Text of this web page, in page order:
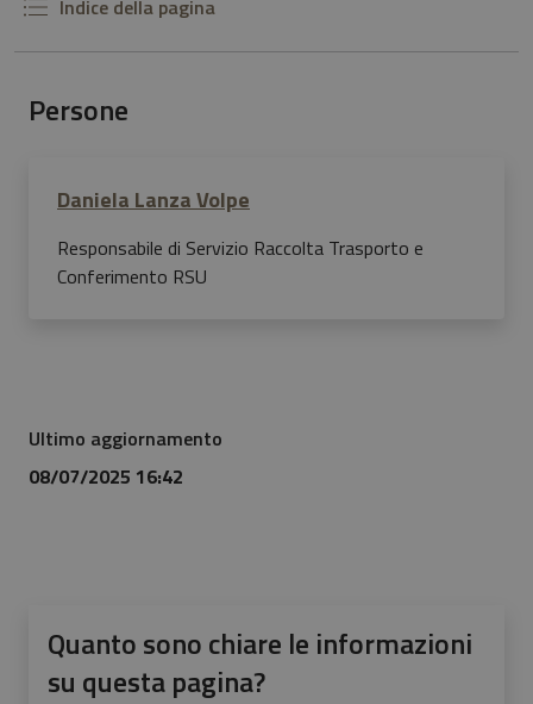
Indice della pagina
Persone
Daniela Lanza Volpe
Responsabile di Servizio Raccolta Trasporto e
Conferimento RSU
Ultimo aggiornamento
08/07/2025 16:42
Quanto sono chiare le informazioni
su questa pagina?